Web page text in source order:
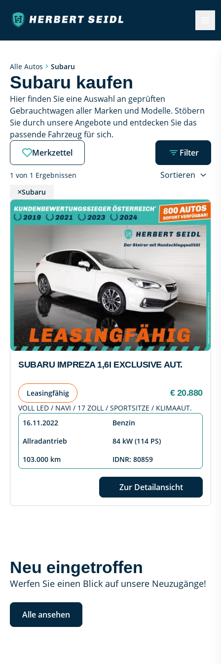
Alle Autos Subaru
Subaru kaufen
Hier finden Sie eine Auswahl an geprüften
Gebrauchtwagen aller Marken und Modelle. Stöbern
Sie durch unsere Angebote und entdecken Sie das
passende Fahrzeug für sich.
Merkzettel
Filter
1 von 1 Ergebnissen Sortieren
Subaru
SUBARU IMPREZA 1,6I EXCLUSIVE AUT.
Leasingfähig € 20.880
VOLL LED / NAVI / 17 ZOLL / SPORTSITZE / KLIMAAUT.
16.11.2022
Benzin
Allradantrieb
84 kW (114 PS)
103.000 km
IDNR: 80859
Zur Detailansicht
Neu eingetroffen
Werfen Sie einen Blick auf unsere Neuzugänge!
Alle ansehen